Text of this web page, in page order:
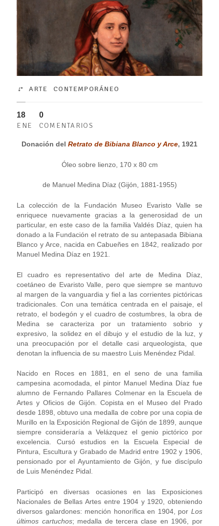
ARTE CONTEMPORÁNEO
18
ENE
0
COMENTARIOS
Donación del Retrato de Bibiana Blanco y Arce, 1921
Óleo sobre lienzo, 170 x 80 cm
de Manuel Medina Díaz (Gijón, 1881-1955)
La colección de la Fundación Museo Evaristo Valle se
enriquece nuevamente gracias a la generosidad de un
particular, en este caso de la familia Valdés Díaz, quien ha
donado a la Fundación el retrato de su antepasada Bibiana
Blanco y Arce, nacida en Cabueñes en 1842, realizado por
Manuel Medina Díaz en 1921.
El cuadro es representativo del arte de Medina Díaz,
coetáneo de Evaristo Valle, pero que siempre se mantuvo
al margen de la vanguardia y fiel a las corrientes pictóricas
tradicionales. Con una temática centrada en el paisaje, el
retrato, el bodegón y el cuadro de costumbres, la obra de
Medina se caracteriza por un tratamiento sobrio y
expresivo, la solidez en el dibujo y el estudio de la luz, y
una preocupación por el detalle casi arqueologista, que
denotan la influencia de su maestro Luis Menéndez Pidal.
Nacido en Roces en 1881, en el seno de una familia
campesina acomodada, el pintor Manuel Medina Díaz fue
alumno de Fernando Pallares Colmenar en la Escuela de
Artes y Oficios de Gijón. Copista en el Museo del Prado
desde 1898, obtuvo una medalla de cobre por una copia de
Murillo en la Exposición Regional de Gijón de 1899, aunque
siempre consideraría a Velázquez el genio pictórico por
excelencia. Cursó estudios en la Escuela Especial de
Pintura, Escultura y Grabado de Madrid entre 1902 y 1906,
pensionado por el Ayuntamiento de Gijón, y fue discípulo
de Luis Menéndez Pidal.
Participó en diversas ocasiones en las Exposiciones
Nacionales de Bellas Artes entre 1904 y 1920, obteniendo
diversos galardones: mención honorífica en 1904, por Los
últimos cartuchos; medalla de tercera clase en 1906, por